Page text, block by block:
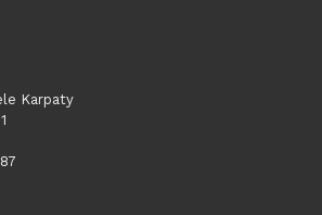
Karpaty